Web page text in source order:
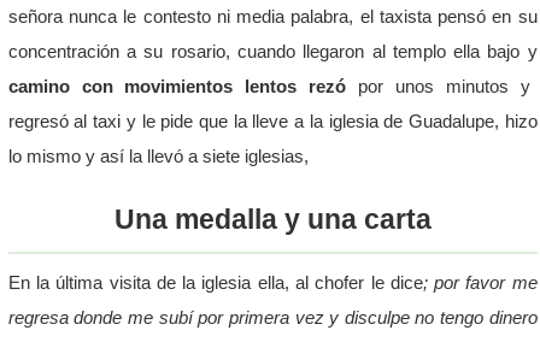
señora nunca le contesto ni media palabra, el taxista pensó en su
concentración a su rosario, cuando llegaron al templo ella bajo y
camino con movimientos lentos rezó por unos minutos y
regresó al taxi y le pide que la lleve a la iglesia de Guadalupe, hizo
lo mismo y así la llevó a siete iglesias,
Una medalla y una carta
En la última visita de la iglesia ella, al chofer le dice; por favor me
regresa donde me subí por primera vez y disculpe no tengo dinero